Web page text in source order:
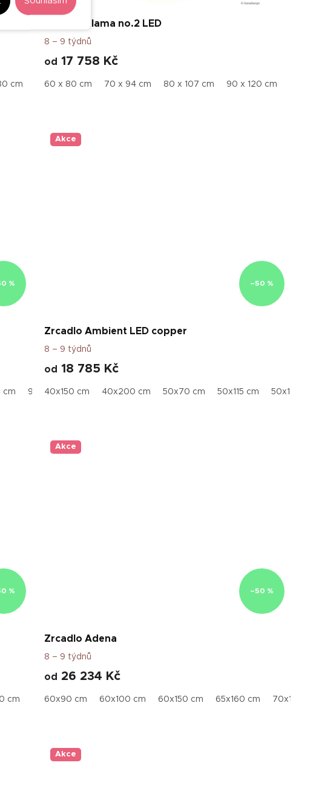
cm
Zrcadlo Plama no.2 LED
8 – 9 týdnů
od 17 758 Kč
60 x 80 cm 70 x 94 cm 80 x 107 cm 90 x 120 cm
%
cm 90 x 73 cm
Akce
–50 %
Zrcadlo Ambient LED copper
8 – 9 týdnů
od 18 785 Kč
40x150 cm 40x200 cm 50x70 cm 50x115 cm 50x160
%
cm 50 x 170 cm 60 x 190 cm 70 x 200 cm
Akce
–50 %
Zrcadlo Adena
8 – 9 týdnů
od 26 234 Kč
60x90 cm 60x100 cm 60x150 cm 65x160 cm 70x110 cm
Akce